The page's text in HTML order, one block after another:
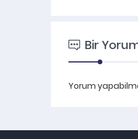
Bir
Yorum